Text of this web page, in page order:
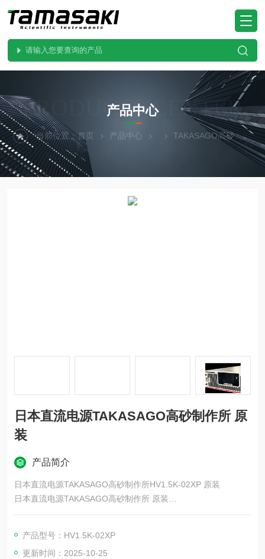
PRODUCTS CENTER
产品中心
当前位置：首页 产品中心 TAKASAGO高砂
日本直流电源TAKASAGO高砂制作所 原
装
产品简介
日本直流电源TAKASAGO高砂制作所HV1.5K-02XP 原装
日本直流电源TAKASAGO高砂制作所 原装
概念电源。
产品型号：HV1.5K-02XP
更新时间：2025-10-25